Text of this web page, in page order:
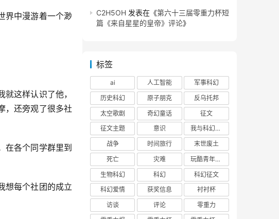
界中漫游着一个渺
这样认识了他，
，还旁观了很多社
在各个同学群里到
想每个社团的成立
C2H5OH 发表在《第六十三届零重力杯短
篇《来自星星的皇帝》评论》
标签
ai 人工智能
军事科幻
历史科幻
原子朋克
反乌托邦
太空歌剧
奇幻童话
征文
征文主题
意识
我与科幻的回忆
战争
时间旅行
末世废土
死亡
灾难
玩酷青年零重力联合征文
生物科幻
科幻
科幻征文
科幻爱情
获奖信息
衬衬杯
访谈
评论
零重力